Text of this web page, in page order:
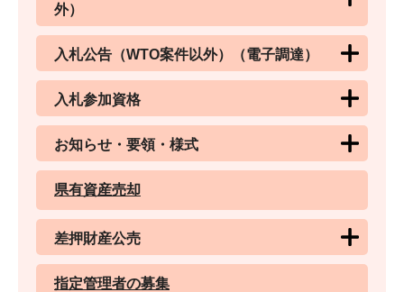
外）
入札公告（WTO案件以外）（電子調達）
入札参加資格
お知らせ・要領・様式
県有資産売却
差押財産公売
指定管理者の募集